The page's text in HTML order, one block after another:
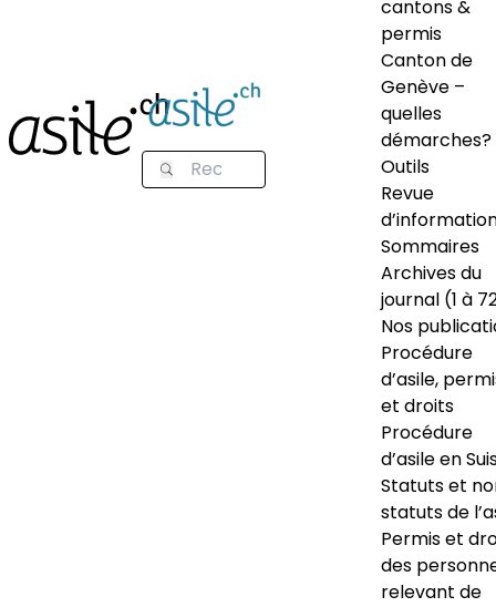
cantons &
permis
Canton de
Genève –
quelles
démarches?
Outils
Revue
Sommaires
Archives du
journal (1 à
Nos
Procédure
d’asile,
et droits
Procédure
d’asile en
Statuts et
statuts de
Permis et
des
relevant de